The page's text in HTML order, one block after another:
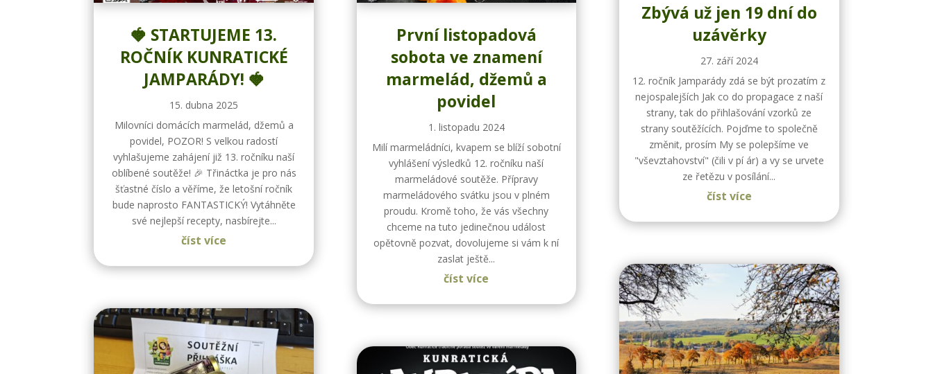
🍓 STARTUJEME 13.
ROČNÍK KUNRATICKÉ
JAMPARÁDY! 🍓
15. dubna 2025
Milovníci domácích marmelád, džemů a
povidel, POZOR! S velkou radostí
vyhlašujeme zahájení již 13. ročníku naší
oblíbené soutěže! 🎉 Třináctka je pro nás
šťastné číslo a věříme, že letošní ročník
bude naprosto FANTASTICKÝ! Vytáhněte
své nejlepší recepty, nasbírejte...
číst více
První listopadová
sobota ve znamení
marmelád, džemů a
povidel
1. listopadu 2024
Milí marmeládníci, kvapem se blíží sobotní
vyhlášení výsledků 12. ročníku naší
marmeládové soutěže. Přípravy
marmeládového svátku jsou v plném
proudu. Kromě toho, že vás všechny
chceme na tuto jedinečnou událost
opětovně pozvat, dovolujeme si vám k ní
zaslat ještě...
číst více
Zbývá už jen 19 dní do
uzávěrky
27. září 2024
12. ročník Jamparády zdá se být prozatím z
nejospalejších Jak co do propagace z naší
strany, tak do přihlašování vzorků ze
strany soutěžících. Pojďme to společně
změnit, prosím My se polepšíme ve
"vševztahovství" (čili v pí ár) a vy se urvete
ze řetězu v posílání...
číst více